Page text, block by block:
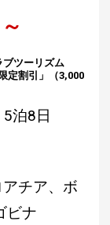
ブツーリズム
定割引」（3,000
5泊8日
チア、ボ
ビナ